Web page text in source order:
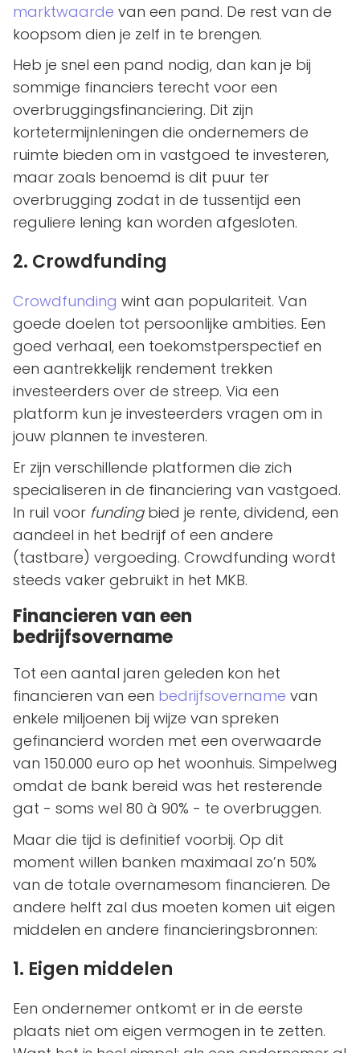
marktwaarde van een pand. De rest van de
koopsom dien je zelf in te brengen.
Heb je snel een pand nodig, dan kan je bij
sommige financiers terecht voor een
overbruggingsfinanciering. Dit zijn
kortetermijnleningen die ondernemers de
ruimte bieden om in vastgoed te investeren,
maar zoals benoemd is dit puur ter
overbrugging zodat in de tussentijd een
reguliere lening kan worden afgesloten.
2. Crowdfunding
Crowdfunding wint aan populariteit. Van
goede doelen tot persoonlijke ambities. Een
goed verhaal, een toekomstperspectief en
een aantrekkelijk rendement trekken
investeerders over de streep. Via een
platform kun je investeerders vragen om in
jouw plannen te investeren.
Er zijn verschillende platformen die zich
specialiseren in de financiering van vastgoed.
In ruil voor fundingbied je rente, dividend, een
aandeel in het bedrijf of een andere
(tastbare) vergoeding. Crowdfunding wordt
steeds vaker gebruikt in het MKB.
Financieren van een
bedrijfsovername
Tot een aantal jaren geleden kon het
financieren van een bedrijfsovername van
enkele miljoenen bij wijze van spreken
gefinancierd worden met een overwaarde
van 150.000 euro op het woonhuis. Simpelweg
omdat de bank bereid was het resterende
gat - soms wel 80 à 90% - te overbruggen.
Maar die tijd is definitief voorbij. Op dit
moment willen banken maximaal zo’n 50%
van de totale overnamesom financieren. De
andere helft zal dus moeten komen uit eigen
middelen en andere financieringsbronnen:
1. Eigen middelen
Een ondernemer ontkomt er in de eerste
plaats niet om eigen vermogen in te zetten.